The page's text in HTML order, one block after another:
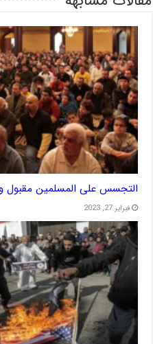
التجسس على المسلمين مقبول
فبراير 27, 2023